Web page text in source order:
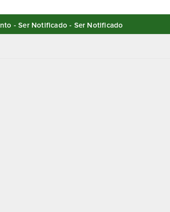
Muy Pronto - Ser Notificado - Ser Notificado